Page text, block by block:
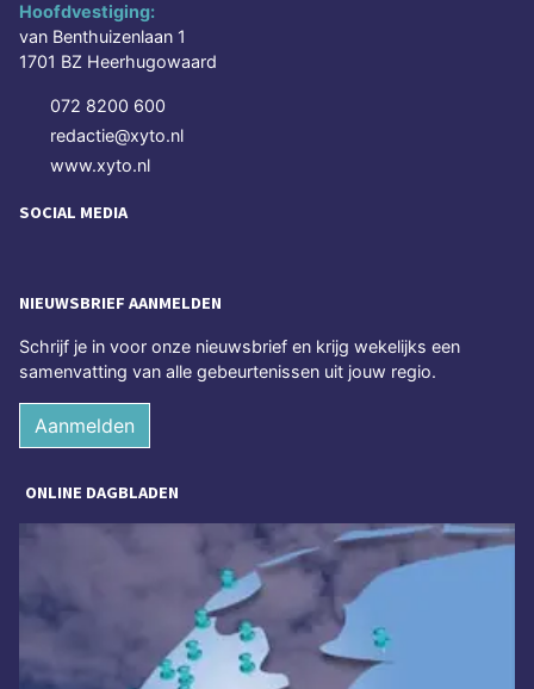
Hoofdvestiging:
van Benthuizenlaan 1
1701 BZ Heerhugowaard
072 8200 600
redactie@xyto.nl
www.xyto.nl
SOCIAL MEDIA
NIEUWSBRIEF AANMELDEN
Schrijf je in voor onze nieuwsbrief en krijg wekelijks een
samenvatting van alle gebeurtenissen uit jouw regio.
Aanmelden
ONLINE DAGBLADEN